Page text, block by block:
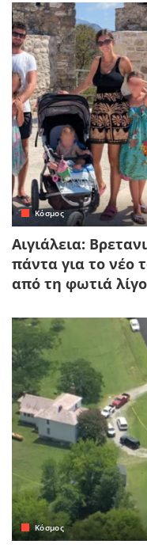
Κόσμος
Αιγιάλεια:
πάντα για το νέο
από τη φωτιά
Κόσμος